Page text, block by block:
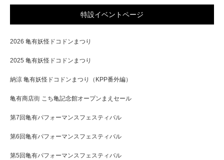
特設イベントページ
2026 亀有妖怪ドコドンまつり
2025 亀有妖怪ドコドンまつり
納涼 亀有妖怪ドコドンまつり（KPP番外編）
亀有商店街 こち亀記念館オープンまえセール
第7回亀有パフォーマンスフェスティバル
第6回亀有パフォーマンスフェスティバル
第5回亀有パフォーマンスフェスティバル